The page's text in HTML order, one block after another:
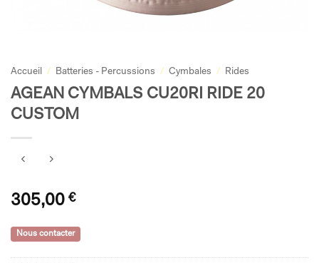
Accueil / Batteries - Percussions / Cymbales / Rides
AGEAN CYMBALS CU20RI RIDE 20
CUSTOM
305,00 €
Nous contacter